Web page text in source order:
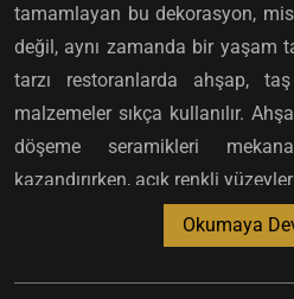
tamamlayan bu dekorasyon,
değil, aynı zamanda bir yaşam
tarzı restoranlarda ahşap,
malzemeler sıkça kullanılır.
döşeme seramikleri
kazandırırken, açık renkli
Okumaya